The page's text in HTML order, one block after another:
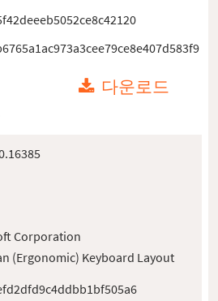
다운로드
Corporation
(Ergonomic) Keyboard Layout